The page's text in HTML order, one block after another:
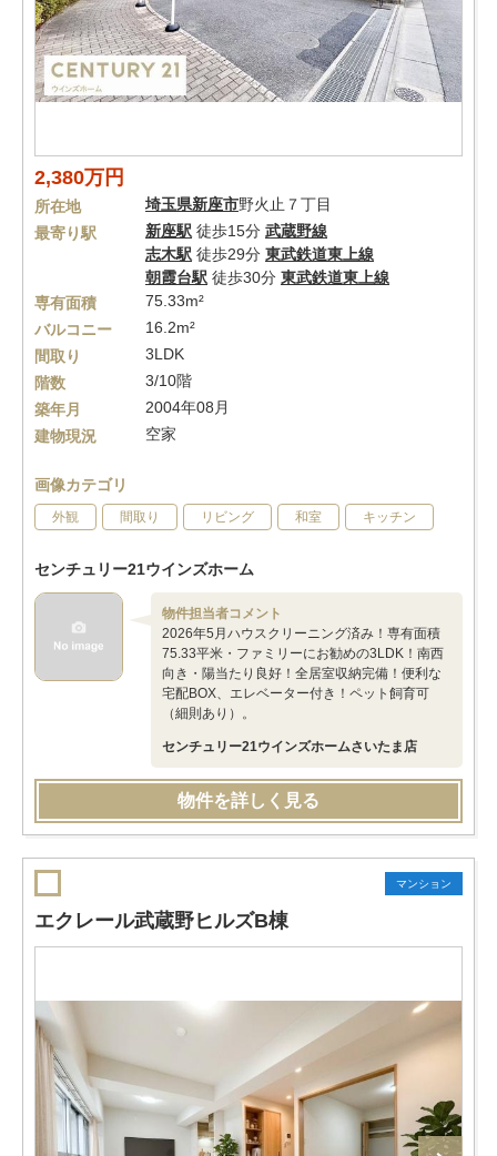
2,380万円
所在地 埼玉県新座市野火止７丁目
最寄り駅
新座駅 徒歩15分 武蔵野線
志木駅 徒歩29分 東武鉄道東上線
朝霞台駅 徒歩30分 東武鉄道東上線
専有面積
75.33m²
バルコニー
16.2m²
間取り
3LDK
階数
3/10階
築年月
2004年08月
建物現況
空家
画像カテゴリ
外観 間取り リビング 和室 キッチン
センチュリー21ウインズホーム
物件担当者コメント
2026年5月ハウスクリーニング済み！専有面積
75.33平米・ファミリーにお勧めの3LDK！南西
向き・陽当たり良好！全居室収納完備！便利な
宅配BOX、エレベーター付き！ペット飼育可
（細則あり）。
センチュリー21ウインズホームさいたま店
物件を詳しく見る
マンション
エクレール武蔵野ヒルズB棟